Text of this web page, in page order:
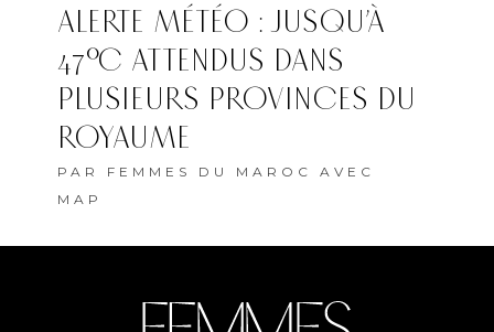
ALERTE MÉTÉO : JUSQU’À
47°C ATTENDUS DANS
PLUSIEURS PROVINCES DU
ROYAUME
PAR FEMMES DU MAROC AVEC
MAP